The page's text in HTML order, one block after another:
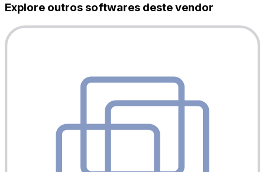
Explore outros softwares deste vendor